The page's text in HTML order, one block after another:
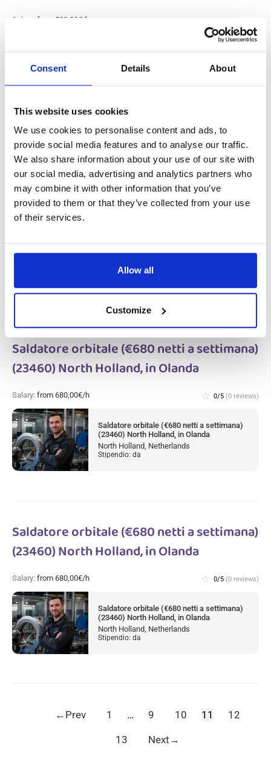
Consent Details About
This website uses cookies
We use cookies to personalise content and ads, to
provide social media features and to analyse our traffic.
We also share information about your use of our site with
our social media, advertising and analytics partners who
may combine it with other information that you’ve
provided to them or that they’ve collected from your use
of their services.
Allow all
Customize
Salary: from 500,00€/h star_border
Elettricisti per diversi progetti (€500 –
Nijmegen/Almelo/Geleen, in Olanda
Carpentiere metallico navale (cantiere
navale) (€660 netti a settimana) in Olanda
Salary: from 700,00€/h
Carpentiere metallico navale (cantiere
navale) (€660 netti a settimana) in Olanda
Stipendio: da
Saldatore orbitale (€680 netti a settimana)
(23460) North Holland, in Olanda
Salary: from 680,00€/h star_border 0/5 (0 reviews)
Saldatore orbitale (€680 netti a settimana)
(23460) North Holland, in Olanda
North Holland, Netherlands
Stipendio: da
Saldatore orbitale (€680 netti a settimana)
(23460) North Holland, in Olanda
Salary: from 680,00€/h star_border 0/5 (0 reviews)
Saldatore orbitale (€680 netti a settimana)
(23460) North Holland, in Olanda
North Holland, Netherlands
Stipendio: da
← Prev 1 … 9 10 11 12
13 Next →